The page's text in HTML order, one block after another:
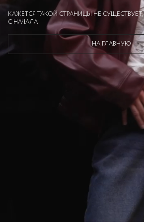
КАЖЕТСЯ ТАКОЙ СТРАНИЦЫ НЕ
С НАЧАЛА
НА ГЛАВНУЮ